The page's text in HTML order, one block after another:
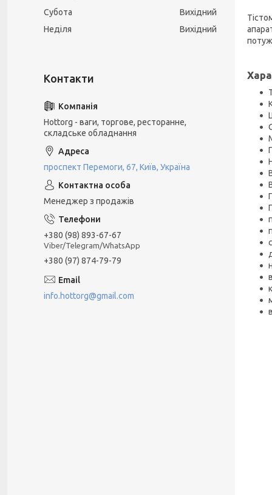
Субота
Вихідний
Неділя
Вихідний
Hottorg - ваги, торгове, ресторанне,
складське обладнання
проспект Перемоги, 67, Київ, Україна
Менеджер з продажів
+380 (98) 893-67-67
Viber/Telegram/WhatsApp
+380 (97) 874-79-79
info.hottorg@gmail.com